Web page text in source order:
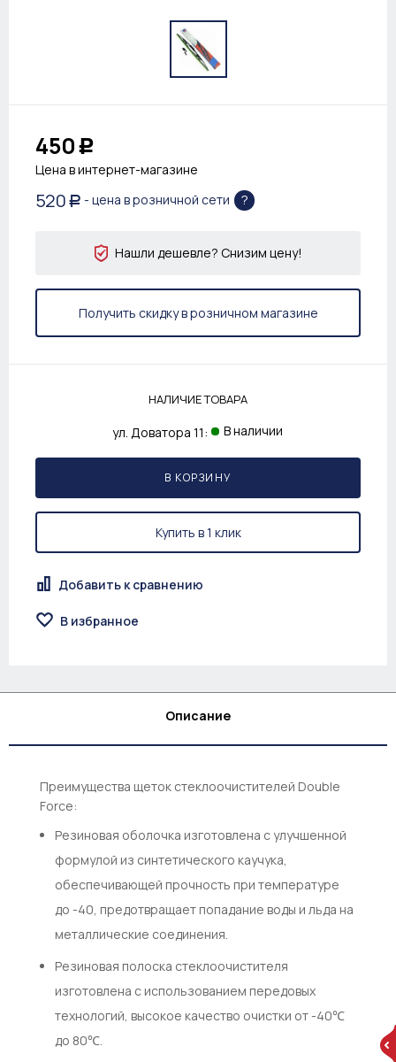
450 Р
Цена в интернет-магазине
520 Р - цена в розничной сети ?
Нашли дешевле? Снизим цену!
Получить скидку в розничном магазине
НАЛИЧИЕ ТОВАРА
ул. Доватора 11: В наличии
В КОРЗИНУ
Купить в 1 клик
Добавить к сравнению
В избранное
Описание
Преимущества щеток стеклоочистителей Double
Force:
Резиновая оболочка изготовлена с улучшенной
формулой из синтетического каучука,
обеспечивающей прочность при температуре
до -40, предотвращает попадание воды и льда на
металлические соединения.
Резиновая полоска стеклоочистителя
изготовлена с использованием передовых
технологий, высокое качество очистки от -40℃
до 80℃.